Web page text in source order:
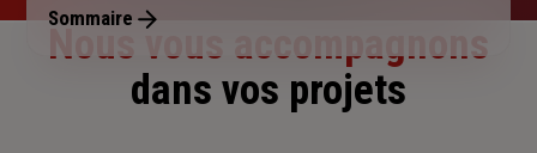
Sommaire
Nous vous accompagnons
dans vos projets